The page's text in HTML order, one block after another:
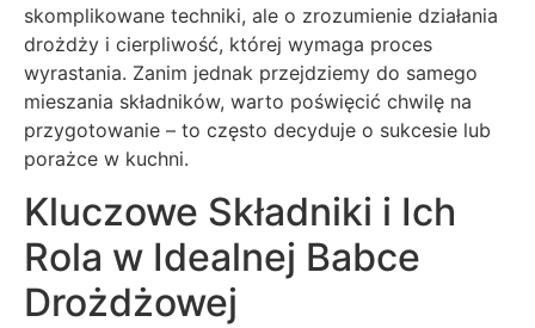
skomplikowane techniki, ale o zrozumienie działania
drożdży i cierpliwość, której wymaga proces
wyrastania. Zanim jednak przejdziemy do samego
mieszania składników, warto poświęcić chwilę na
przygotowanie – to często decyduje o sukcesie lub
porażce w kuchni.
Kluczowe Składniki i Ich
Rola w Idealnej Babce
Drożdżowej